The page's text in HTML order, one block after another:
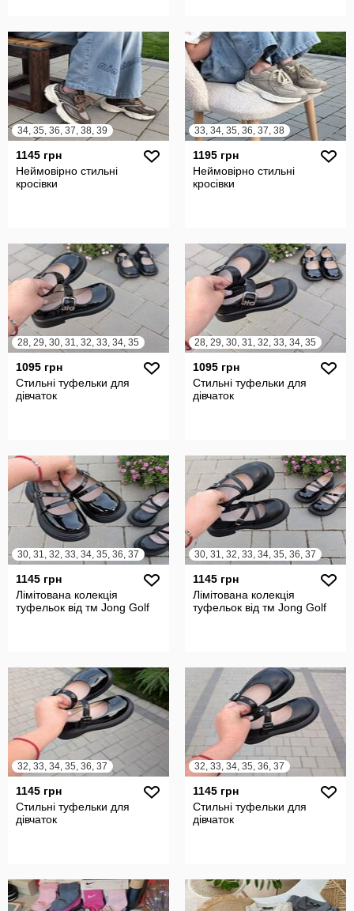
34, 35, 36, 37, 38, 39
1145 грн
Неймовірно стильні
кросівки
33, 34, 35, 36, 37, 38
1195 грн
Неймовірно стильні
кросівки
28, 29, 30, 31, 32, 33, 34, 35
1095 грн
Стильні туфельки для
дівчаток
28, 29, 30, 31, 32, 33, 34, 35
1095 грн
Стильні туфельки для
дівчаток
30, 31, 32, 33, 34, 35, 36, 37
1145 грн
Лімітована колекція
туфельок від тм Jong Golf
30, 31, 32, 33, 34, 35, 36, 37
1145 грн
Лімітована колекція
туфельок від тм Jong Golf
32, 33, 34, 35, 36, 37
1145 грн
Стильні туфельки для
дівчаток
32, 33, 34, 35, 36, 37
1145 грн
Стильні туфельки для
дівчаток